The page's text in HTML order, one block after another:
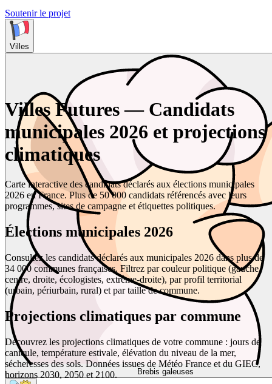
Soutenir le projet
Villes
Brebis galeuses
Villes Futures — Candidats
municipales 2026 et projections
climatiques
Carte interactive des candidats déclarés aux élections municipales
2026 en France. Plus de 50 000 candidats référencés avec leurs
programmes, sites de campagne et étiquettes politiques.
Élections municipales 2026
Consultez les candidats déclarés aux municipales 2026 dans plus de
34 000 communes françaises. Filtrez par couleur politique (gauche,
centre, droite, écologistes, extrême-droite), par profil territorial
(urbain, périurbain, rural) et par taille de commune.
Projections climatiques par commune
Découvrez les projections climatiques de votre commune : jours de
canicule, température estivale, élévation du niveau de la mer,
sécheresses des sols. Données issues de Météo France et du GIEC,
horizons 2030, 2050 et 2100.